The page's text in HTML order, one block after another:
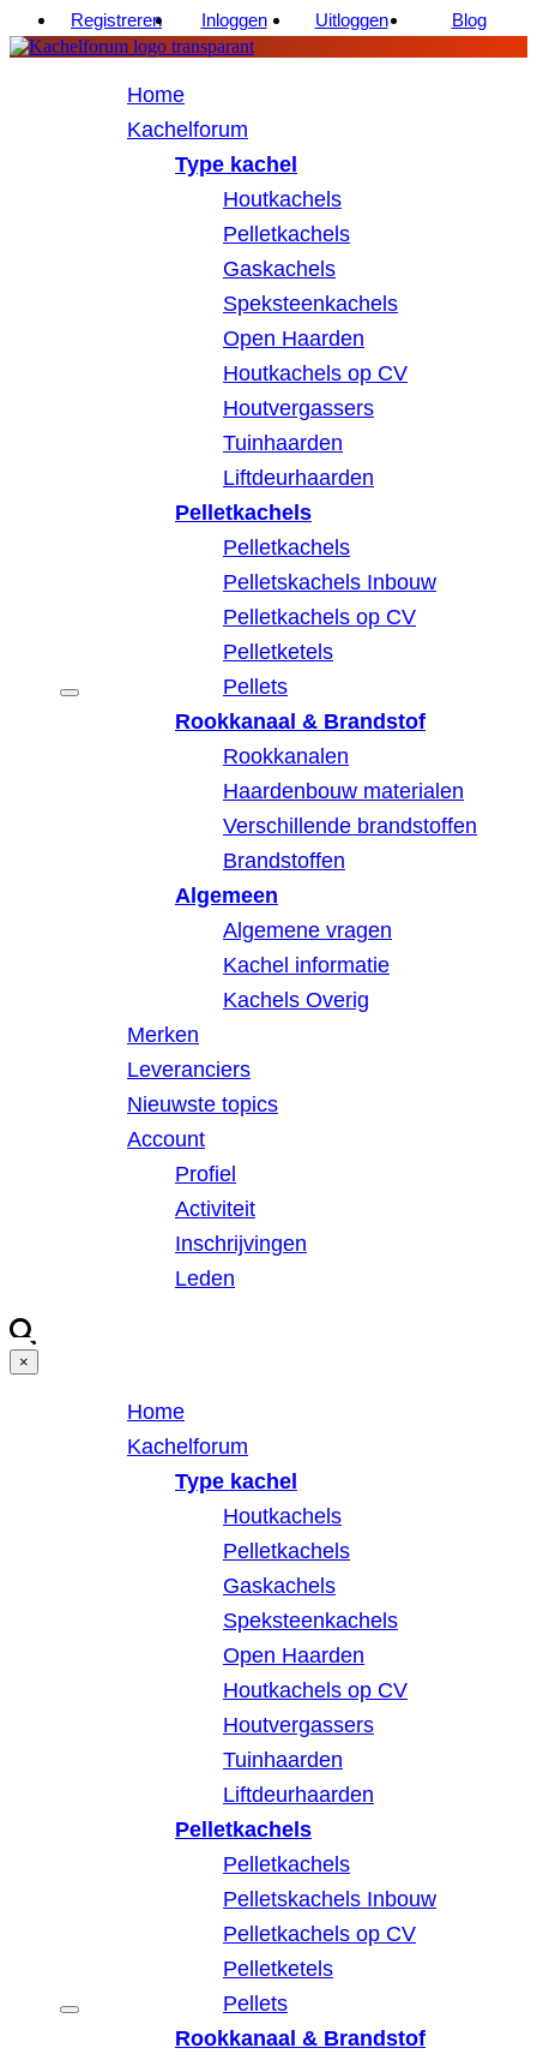
Registreren Inloggen Uitloggen Blog
Home
Kachelforum
Type kachel
Houtkachels
Pelletkachels
Gaskachels
Speksteenkachels
Open Haarden
Houtkachels op CV
Houtvergassers
Tuinhaarden
Liftdeurhaarden
Pelletkachels
Pelletkachels
Pelletskachels Inbouw
Pelletkachels op CV
Pelletketels
Pellets
Rookkanaal & Brandstof
Rookkanalen
Haardenbouw materialen
Verschillende brandstoffen
Brandstoffen
Algemeen
Algemene vragen
Kachel informatie
Kachels Overig
Merken
Leveranciers
Nieuwste topics
Account
Profiel
Activiteit
Inschrijvingen
Leden
×
Home
Kachelforum
Type kachel
Houtkachels
Pelletkachels
Gaskachels
Speksteenkachels
Open Haarden
Houtkachels op CV
Houtvergassers
Tuinhaarden
Liftdeurhaarden
Pelletkachels
Pelletkachels
Pelletskachels Inbouw
Pelletkachels op CV
Pelletketels
Pellets
Rookkanaal & Brandstof